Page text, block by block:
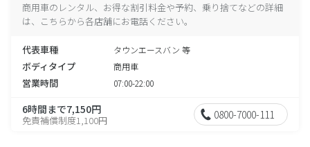
商用車のレンタル、お得な割引料金や予約、乗り捨てなどの詳細
は、こちらから各店舗にお電話ください。
代表車種 タウンエースバン 等
ボディタイプ 商用車
営業時間 07:00-22:00
6時間まで7,150円
免責補償制度1,100円 0800-7000-111